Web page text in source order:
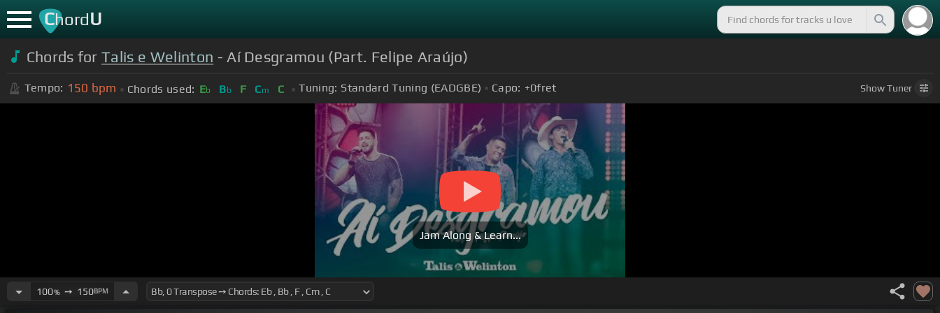
ChordU
Chords forTalis e Welinton - Aí Desgramou (Part. Felipe Araújo)
Tempo: 150 bpm Chords used: Eb Bb F Cm C Tuning: Standard Tuning (EADGBE) Capo: +0fret ShowTuner
Jam Along & Learn...
100%➙ 150BPM